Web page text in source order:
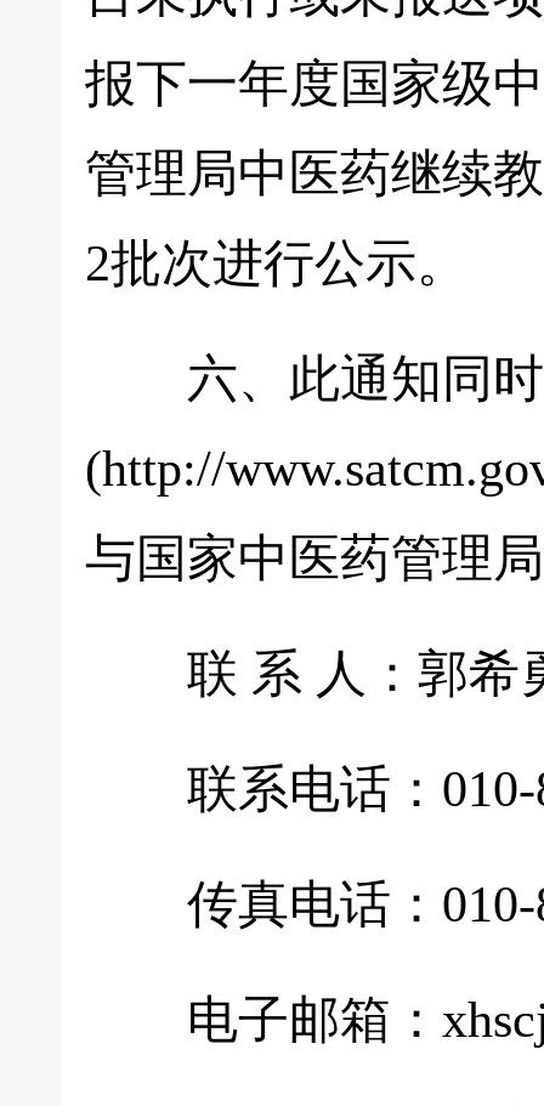
报下一年度国家级
管理局中医药继续
2批次进行公示。
六、此通知同时
(http://
与国家中医药管理
联 系 人：郭希
联系电话：010-
传真电话：010-
电子邮箱：